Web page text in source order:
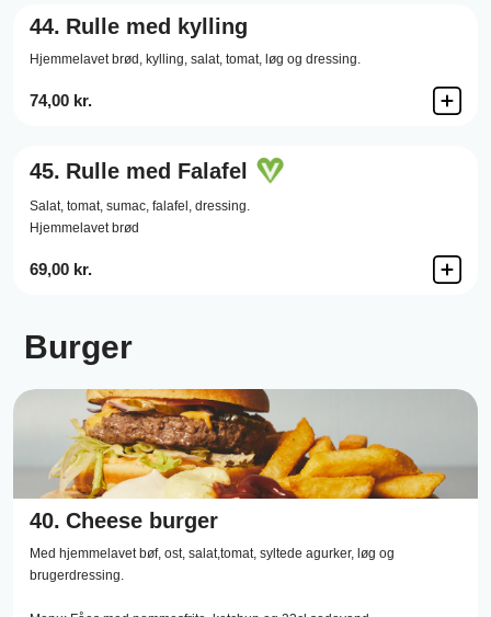
44. Rulle med kylling
Hjemmelavet brød, kylling, salat, tomat, løg og dressing.
74,00 kr.
45. Rulle med Falafel
Salat, tomat, sumac, falafel, dressing.
Hjemmelavet brød
69,00 kr.
Burger
40. Cheese burger
Med hjemmelavet bøf, ost, salat,tomat, syltede agurker, løg og
brugerdressing.